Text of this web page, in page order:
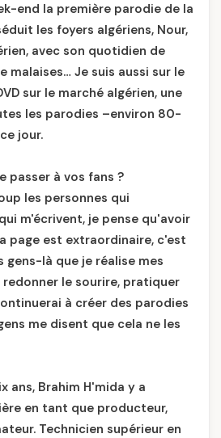
end la première parodie de la
les foyers algériens, Nour,
avec son quotidien de
malaises… Je suis aussi sur le
sur le marché algérien, une
les parodies –environ 80-
jour.
passer à vos fans ?
les personnes qui
m'écrivent, je pense qu'avoir
page est extraordinaire, c'est
là que je réalise mes
le sourire, pratiquer
à créer des parodies
me disent que cela ne les
ans, Brahim H'mida y a
en tant que producteur,
Technicien supérieur en